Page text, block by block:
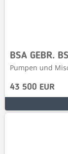
BSA GEBR.
Pumpen und
43 500 EUR